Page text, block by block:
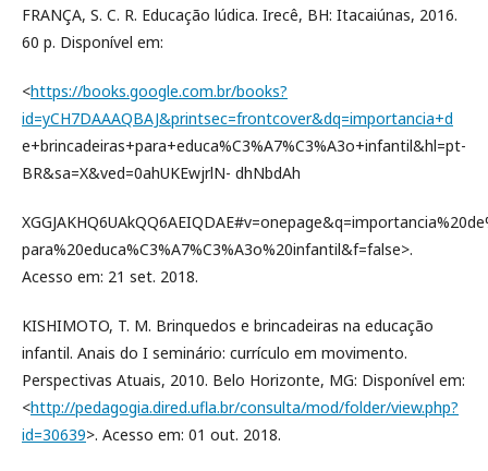
FRANÇA, S. C. R. Educação lúdica. Irecê, BH: Itacaiúnas, 2016.
60 p. Disponível em:
<https://books.google.com.br/books?
id=yCH7DAAAQBAJ&printsec=frontcover&dq=importancia+d
e+brincadeiras+para+educa%C3%A7%C3%A3o+infantil&hl=pt-
BR&sa=X&ved=0ahUKEwjrlN- dhNbdAh
para%20educa%C3%A7%C3%A3o%20infantil&f=false>.
Acesso em: 21 set. 2018.
KISHIMOTO, T. M. Brinquedos e brincadeiras na educação
infantil. Anais do I seminário: currículo em movimento.
Perspectivas Atuais, 2010. Belo Horizonte, MG: Disponível em:
<http://pedagogia.dired.ufla.br/consulta/mod/folder/view.php?
id=30639>. Acesso em: 01 out. 2018.